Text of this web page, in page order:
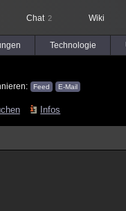
Chat 2 Wiki
Technologie
Feed E-Mail
Infos